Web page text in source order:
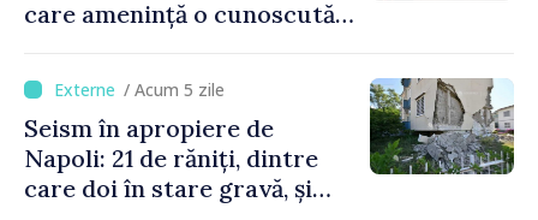
care amenință o cunoscută
/ Acum 5 zile
Seism în apropiere de
Napoli: 21 de răniți, dintre
care doi în stare gravă, și